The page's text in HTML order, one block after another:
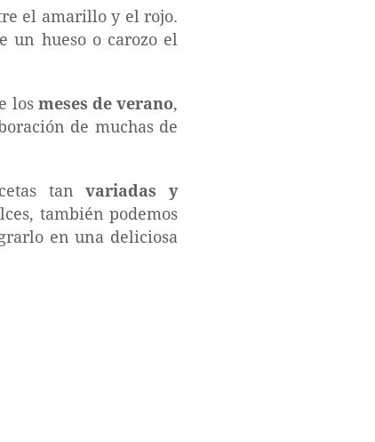
el amarillo y el rojo.
hueso o carozo el
los meses de verano,
de muchas de
tanvariadas y
también podemos
en una deliciosa